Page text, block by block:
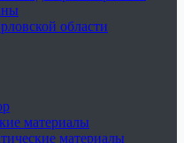
области
материалы
материалы